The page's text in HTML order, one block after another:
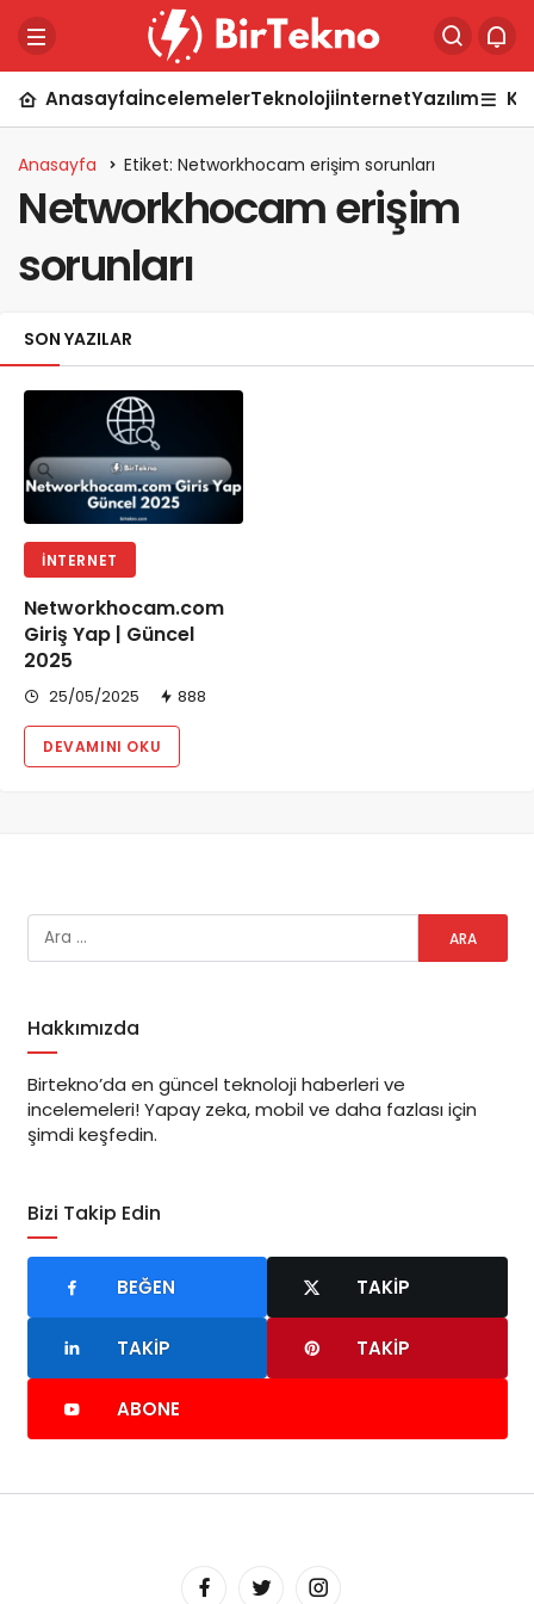
AnasayfaİncelemelerTeknolojiİnternetYazılım
Anasayfa Etiket: Networkhocam erişim sorunları
Networkhocam erişim
sorunları
SON YAZILAR
İNTERNET
Networkhocam.com
Giriş Yap | Güncel
2025
25/05/2025 888
DEVAMINI OKU
Hakkımızda
Birtekno’da en güncel teknoloji haberleri ve
incelemeleri! Yapay zeka, mobil ve daha fazlası için
şimdi keşfedin.
Bizi Takip Edin
BEĞEN TAKIP
TAKIP TAKIP
ABONE